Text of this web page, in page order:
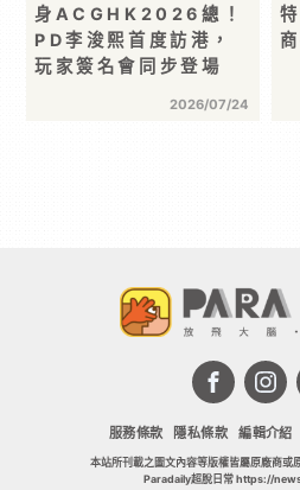
身ACGHK2026總！
PD李浚熙首度訪港，
玩家簽名會同步登場
2026/07/24
服務條款 隱私條款 編輯介紹
本站所刊載之圖文內容等版權皆屬原廠商或
Paradaily超脫日常 https://